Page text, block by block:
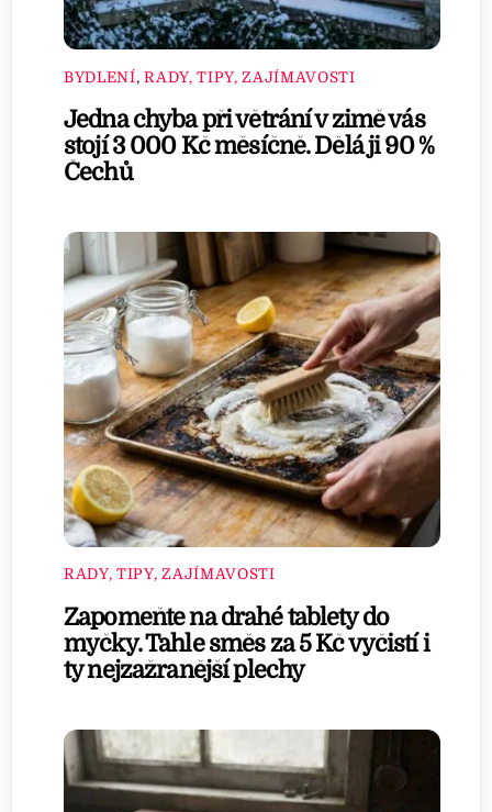
BYDLENÍ,RADY, TIPY, ZAJÍMAVOSTI
Jedna chyba při větrání v zimě vás
stojí 3 000 Kč měsíčně. Dělá ji 90 %
Čechů
RADY, TIPY, ZAJÍMAVOSTI
Zapomeňte na drahé tablety do
myčky. Tahle směs za 5 Kč vyčistí i
ty nejzažranější plechy